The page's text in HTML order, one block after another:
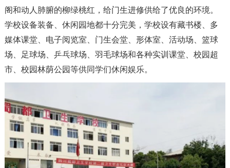
阁和动人肺腑的柳绿桃红，给门生进修供给了优良的环境。
学校设备装备、休闲园地都十分完美，学校设有藏书楼、多
媒体课堂、电子阅览室、门生会堂、形体室、活动场、篮球
场、足球场、乒乓球场、羽毛球场和各种实训课堂、校园超
市、校园林荫公园等供同学们休闲娱乐。